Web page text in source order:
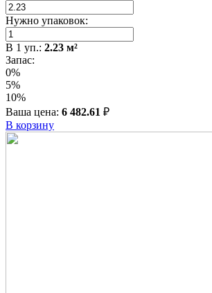
Нужно упаковок:
В 1 уп.: 2.23 м²
Запас:
0%
5%
10%
Ваша цена: 6 482.61 ₽
В корзину